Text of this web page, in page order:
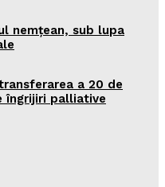
nemţean, sub lupa
a 20 de
îngrijiri palliative